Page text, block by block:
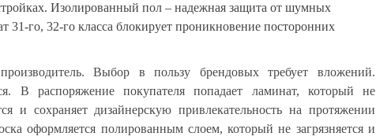
Изолированный пол – надежная защита от шумных
31-го, 32-го класса блокирует проникновение посторонних
Выбор в пользу брендовых требует вложений.
В распоряжение покупателя попадает ламинат, который не
и сохраняет дизайнерскую привлекательность на протяжении
оформляется полированным слоем, который не загрязняется и